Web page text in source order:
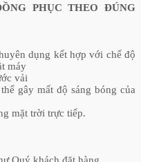
PHỤC THEO ĐÚNG
dụng kết hợp với chế độ
máy
vải
gây mất độ sáng bóng của
mặt trời trực tiếp.